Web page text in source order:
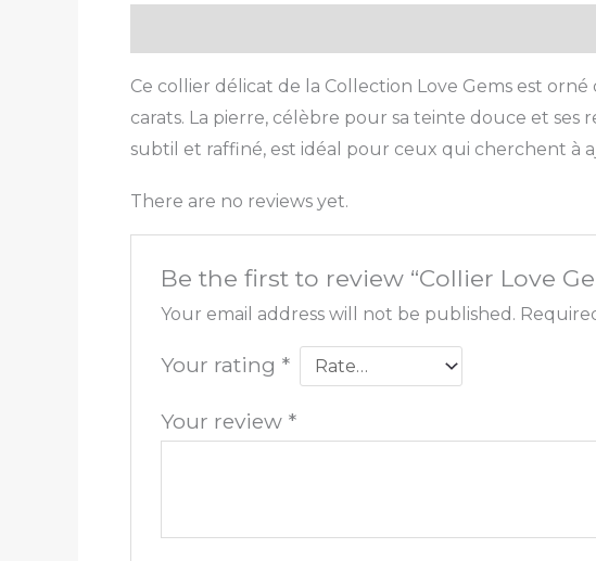
Ce collier délicat de la Collection Love Gems est
carats. La pierre, célèbre pour sa teinte douce et
subtil et raffiné, est idéal pour ceux qui cherchent à
There are no reviews yet.
Be the first to review “Collier Love
Your email address will not be published.
Your rating *
Your review *